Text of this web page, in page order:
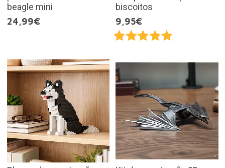
beagle mini
24,99€
biscoitos
9,95€